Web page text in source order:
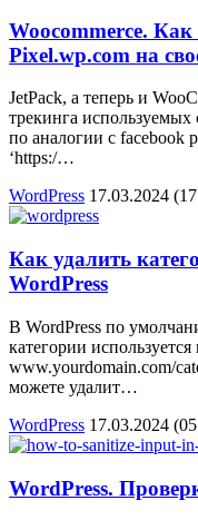
Woocommerce.
Pixel.wp.com на
JetPack, а теперь и
трекинга используемых
по аналогии с facebook
‘https:/…
WordPress 17.03.2024
Как удалить
WordPress
В WordPress по
категории
www.yourdomain.com/
можете удалит…
WordPress 17.03.2024
WordPress.